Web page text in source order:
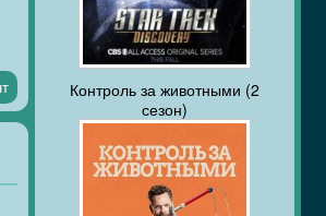
Контроль за животными (2
сезон)